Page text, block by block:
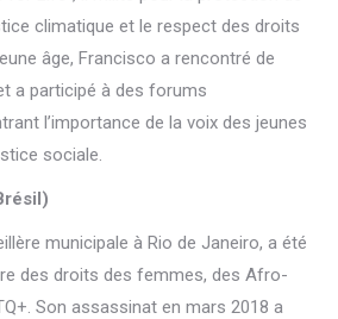
climatique et le respect des droits
âge, Francisco a rencontré de
a participé à des forums
l’importance de la voix des jeunes
sociale.
municipale à Rio de Janeiro, a été
des droits des femmes, des Afro-
Son assassinat en mars 2018 a